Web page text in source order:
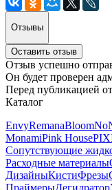
Отзывы
Оставить отзыв
Отзыв успешно
Он будет проверен
Перед публикацией
Каталог
EnvyRemanaBloom
MonamiPink House
Сопутствующие
Расходные материалы
ДизайныКистиФрезы
ПраймерыДегидратор